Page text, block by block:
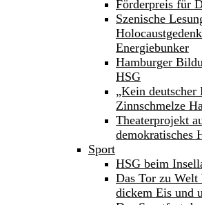
Förderpreis für
Szenische
Energiebunker
Hamburger
HSG
„Kein deutscher
Zinnschmelze
Theaterprojekt
demokratisches
Sport
HSG beim
Das Tor zu Welt
dickem Eis und